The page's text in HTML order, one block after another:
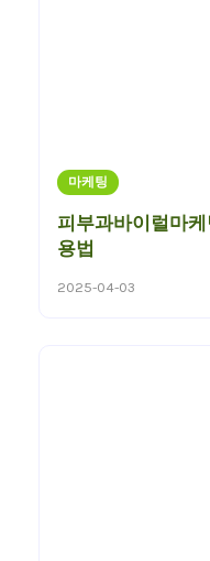
마케팅
피부과바이럴마
용법
2025-04-03